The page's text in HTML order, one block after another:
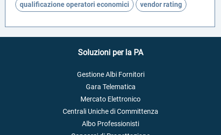
qualificazione operatori economici vendor rating
Soluzioni per la PA
Gestione Albi Fornitori
Gara Telematica
Mercato Elettronico
Centrali Uniche di Committenza
Albo Professionisti